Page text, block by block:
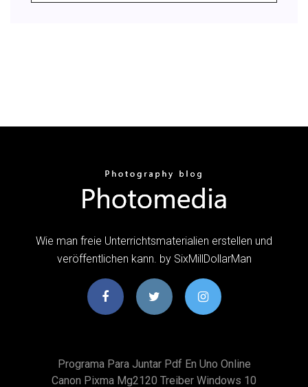
Wie man freie Unterrichtsmaterialien erstellen und
veröffentlichen kann. by SixMillDollarMan
Programa Para Juntar Pdf En Uno Online
Canon Pixma Mg2120 Treiber Windows 10